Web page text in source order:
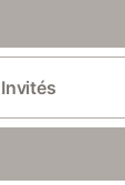
Invités